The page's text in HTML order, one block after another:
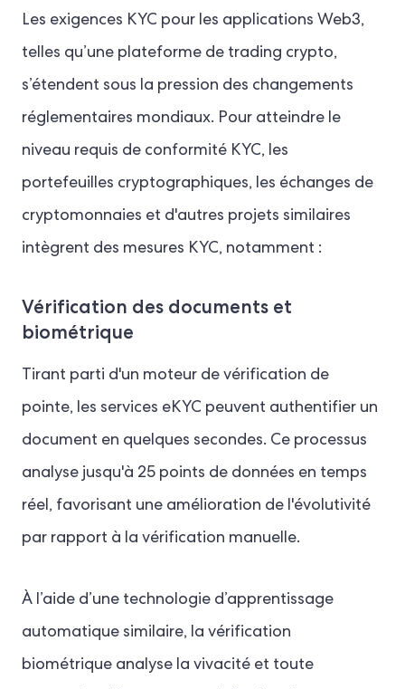
Les exigences KYC pour les applications Web3,
telles qu’une plateforme de trading crypto,
s’étendent sous la pression des changements
réglementaires mondiaux. Pour atteindre le
niveau requis de conformité KYC, les
portefeuilles cryptographiques, les échanges de
cryptomonnaies et d'autres projets similaires
intègrent des mesures KYC, notamment :
Vérification des documents et
biométrique
Tirant parti d'un moteur de vérification de
pointe, les services eKYC peuvent authentifier un
document en quelques secondes. Ce processus
analyse jusqu'à 25 points de données en temps
réel, favorisant une amélioration de l'évolutivité
par rapport à la vérification manuelle.
À l’aide d’une technologie d’apprentissage
automatique similaire, la vérification
biométrique analyse la vivacité et toute